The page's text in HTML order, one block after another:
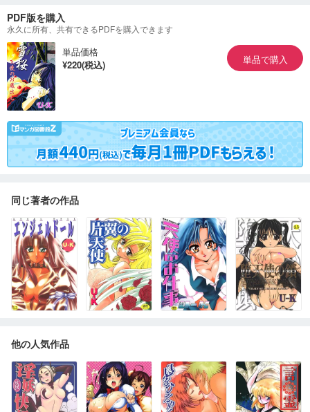
PDF版を購入
永久に所有、共有できるPDFを購入できます
単品価格
¥220(税込)
単品で購入
同じ著者の作品
他の人気作品